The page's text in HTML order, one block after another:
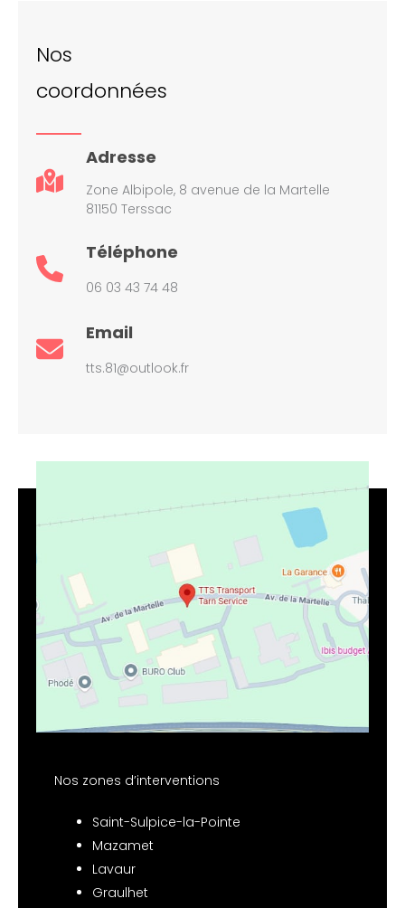
Nos
coordonnées
Adresse
Zone Albipole, 8 avenue de la Martelle
81150 Terssac
Téléphone
06 03 43 74 48
Email
tts.81@outlook.fr
Nos zones d’interventions
Saint-Sulpice-la-Pointe
Mazamet
Lavaur
Graulhet